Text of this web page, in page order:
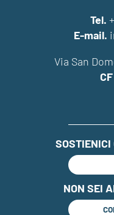
Tel.
E-mail.
Via San
CF
SOSTIENICI
NON SEI